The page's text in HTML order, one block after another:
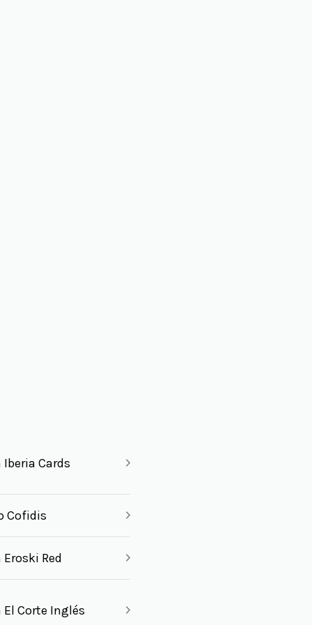
Iberia Cards
Cofidis
Red
El Corte Inglés